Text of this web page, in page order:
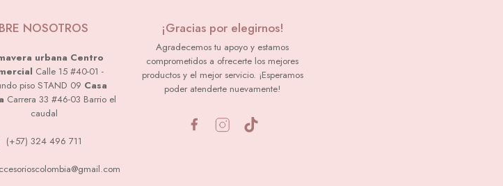
NOSOTROS
urbana Centro
Calle 15 #40-01 -
piso STAND 09 Casa
Carrera 33 #46-03 Barrio el
caudal
(+57) 324 496 711
¡Gracias por elegirnos!
Agradecemos tu apoyo y estamos
comprometidos a ofrecerte los mejores
productos y el mejor servicio. ¡Esperamos
poder atenderte nuevamente!